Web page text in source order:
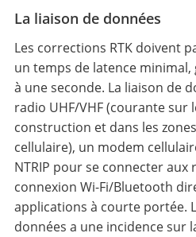
La liaison de données
Les corrections RTK doivent
un temps de latence
à une seconde. La liaison de
radio UHF/VHF (courante sur
construction et dans les
cellulaire), un modem
NTRIP pour se connecter aux
connexion Wi-Fi/Bluetooth
applications à courte portée.
données a une incidence sur